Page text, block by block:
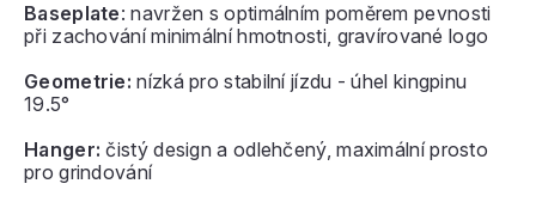
Baseplate: navržen s optimálním poměrem pevnosti
při zachování minimální hmotnosti, gravírované logo
Geometrie: nízká pro stabilní jízdu - úhel kingpinu
19.5°
Hanger: čistý design a odlehčený, maximální prosto
pro grindování